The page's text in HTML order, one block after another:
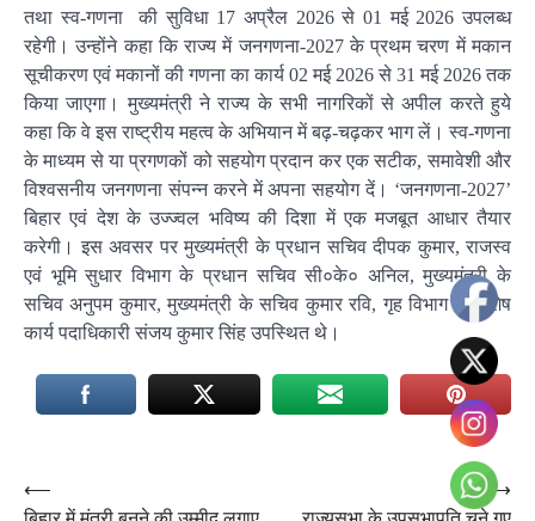
तथा स्व-गणना की सुविधा 17 अप्रैल 2026 से 01 मई 2026 उपलब्ध
रहेगी। उन्होंने कहा कि राज्य में जनगणना-2027 के प्रथम चरण में मकान
सूचीकरण एवं मकानों की गणना का कार्य 02 मई 2026 से 31 मई 2026 तक
किया जाएगा। मुख्यमंत्री ने राज्य के सभी नागरिकों से अपील करते हुये
कहा कि वे इस राष्ट्रीय महत्व के अभियान में बढ़-चढ़कर भाग लें। स्व-गणना
के माध्यम से या प्रगणकों को सहयोग प्रदान कर एक सटीक, समावेशी और
विश्वसनीय जनगणना संपन्न करने में अपना सहयोग दें। ‘जनगणना-2027’
बिहार एवं देश के उज्ज्वल भविष्य की दिशा में एक मजबूत आधार तैयार
करेगी। इस अवसर पर मुख्यमंत्री के प्रधान सचिव दीपक कुमार, राजस्व
एवं भूमि सुधार विभाग के प्रधान सचिव सी०के० अनिल, मुख्यमंत्री के
सचिव अनुपम कुमार, मुख्यमंत्री के सचिव कुमार रवि, गृह विभाग के विशेष
कार्य पदाधिकारी संजय कुमार सिंह उपस्थित थे।
Post
⟵
⟶